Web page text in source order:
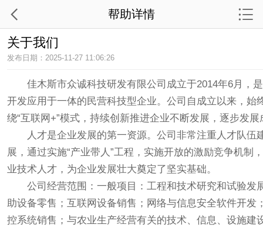
关于我们
发布日期：2025-11-27 11:06:26
佳木斯市众诚科技研发有限公司成立于2014年6月，
开发应用于一体的民营科技型企业。公司自成立以来，
绕“互联网+”模式，持续创新推进企业不断发展，逐步发
人才是企业发展的第一资源。公司非常注重人才队
展，通过实施“产业带人”工程，实施开放的激励竞争机
业技术人才，为企业发展壮大奠定了坚实基础。
公司经营范围：一般项目：工程和技术研究和试验
助设备零售；互联网设备销售；网络与信息安全软件开
控系统销售；与农业生产经营有关的技术、信息、设施
帮助详情